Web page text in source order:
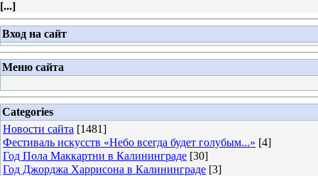
[...]
Вход на сайт
Меню сайта
Categories
Новости сайта [1481]
Фестиваль искусств «Небо всегда будет голубым...» [4]
Год Пола Маккартни в Калининграде [30]
Год Джорджа Харрисона в Калининграде [3]